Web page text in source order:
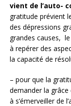
vient de l’auto-
gratitude prévient
des dépressions
grandes causes,
à repérer des
la capacité de
– pour que la
demander la
à s’émerveiller de